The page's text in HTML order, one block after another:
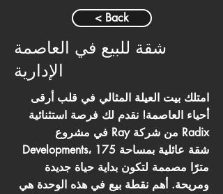
< Back
شقة للبيع في العاصمة
الإدارية
امتلك بيت العيلة المثالي في قلب أرقى
أحياء العاصمة! نقدم لك فرصة استثنائية
في مشروع Ray من شركة Radix
Developments، شقة عائلية بمساحة 175
مترًا مصممة لتكون بداية حياة جديدة
ومريحة. أهم نقطة بيع في هذه الوحدة هي